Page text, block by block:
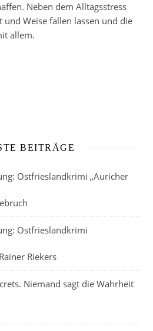
Neben dem Alltagsstress
Weise fallen lassen und die
allem.
BEITRÄGE
Ostfrieslandkrimi „Auricher
Ostfrieslandkrimi
Riekers
Niemand sagt die Wahrheit